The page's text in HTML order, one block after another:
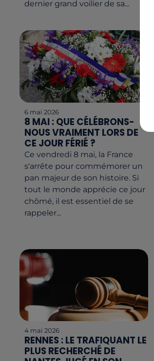
dernier grand voilier de sa...
6 mai 2026
8 MAI : QUE CÉLÉBRONS-
NOUS VRAIMENT LORS DE
CE JOUR FÉRIÉ ?
Ce vendredi 8 mai, la France
s'arrête pour commémorer un
pan majeur de son histoire. Si
tout le monde apprécie ce jour
chômé, il est essentiel de se
rappeler...
4 mai 2026
RENNES : LE TRAFIQUANT LE
PLUS RECHERCHÉ DE